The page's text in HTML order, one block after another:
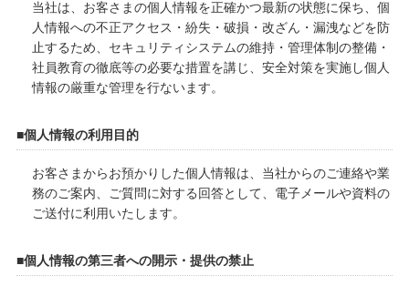
当社は、お客さまの個人情報を正確かつ最新の状態に保ち、個
人情報への不正アクセス・紛失・破損・改ざん・漏洩などを防
止するため、セキュリティシステムの維持・管理体制の整備・
社員教育の徹底等の必要な措置を講じ、安全対策を実施し個人
情報の厳重な管理を行ないます。
■個人情報の利用目的
お客さまからお預かりした個人情報は、当社からのご連絡や業
務のご案内、ご質問に対する回答として、電子メールや資料の
ご送付に利用いたします。
■個人情報の第三者への開示・提供の禁止